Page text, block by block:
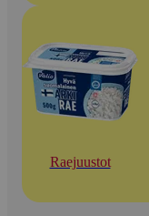
Raejuustot